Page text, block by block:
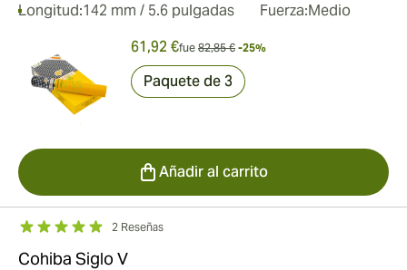
Longitud:142 mm / 5.6 pulgadas Fuerza:Medio
61,92 €fue 82,85 € -25%
Paquete de 3
Añadir al carrito
2 Reseñas
Cohiba Siglo V